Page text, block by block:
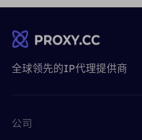
全球领先的IP代理提供商
公司